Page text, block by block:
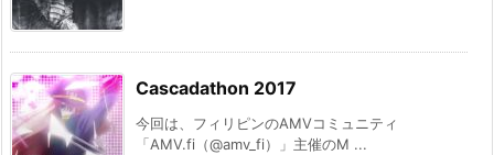
Cascadathon 2017
今回は、フィリピンのAMVコミュニティ
「AMV.fi（@amv_fi）」主催のM ...